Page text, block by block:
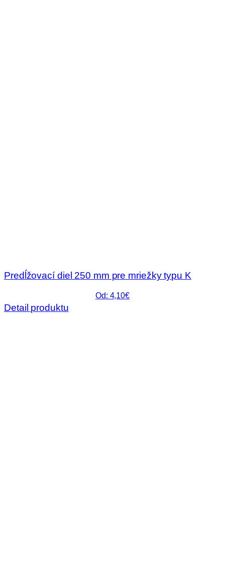
Predĺžovací diel 250 mm pre mriežky typu K
Od: 4,10€
Detail produktu